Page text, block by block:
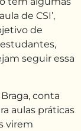
de CSI’,
de
seguir essa
conta
aulas práticas
virem